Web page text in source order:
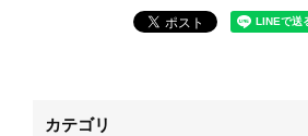
カテゴリ